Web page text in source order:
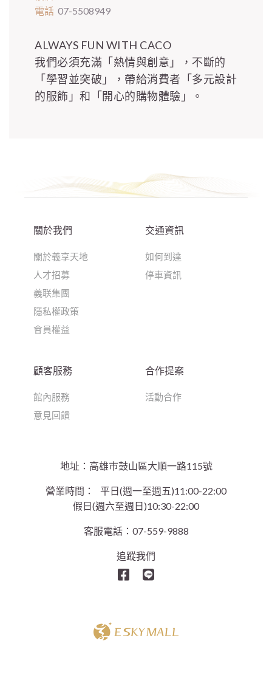
電話 07-5508949
ALWAYS FUN WITH CACO
我們必須充滿「熱情與創意」，不斷的
「學習並突破」，帶給消費者「多元設計
的服飾」和「開心的購物體驗」。
地址：高雄巿鼓山區大順一路115號
營業時間：
平日(週一至週五)11:00-22:00
假日(週六至週日)10:30-22:00
客服電話：07-559-9888
追蹤我們
關於我們
關於義享天地
人才招募
義联集團
隱私權政策
會員權益
交通資訊
如何到達
停車資訊
顧客服務
館內服務
意見回饋
合作提案
活動合作